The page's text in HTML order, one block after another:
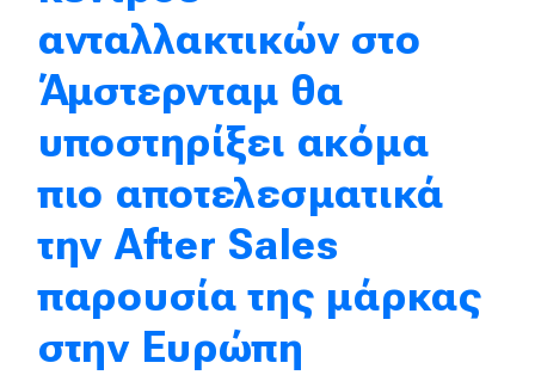
Eco
Mobility
Σταθμοί φόρτισης
Classic
ανταλλακτικών στο
Άμστερνταμ θα
υποστηρίξει ακόμα
πιο αποτελεσματικά
την After Sales
παρουσία της μάρκας
στην Ευρώπη